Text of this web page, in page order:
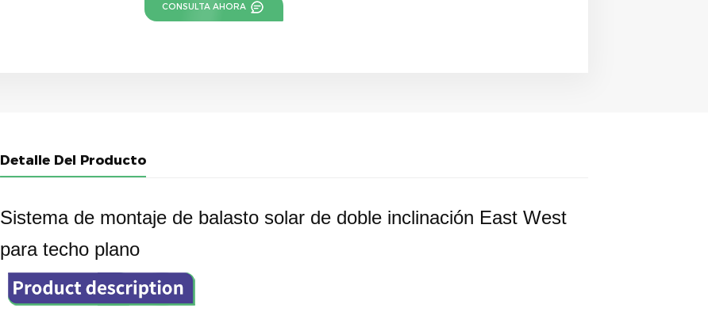
CONSULTA AHORA
Detalle Del Producto
Sistema de montaje de balasto solar de doble inclinación East West
para techo plano